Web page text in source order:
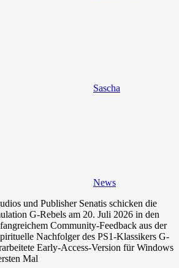
Sascha
News
und Publisher Senatis schicken die
G-Rebels am 20. Juli 2026 in den
Community-Feedback aus der
Nachfolger des PS1-Klassikers G-
Early-Access-Version für Windows
Mal